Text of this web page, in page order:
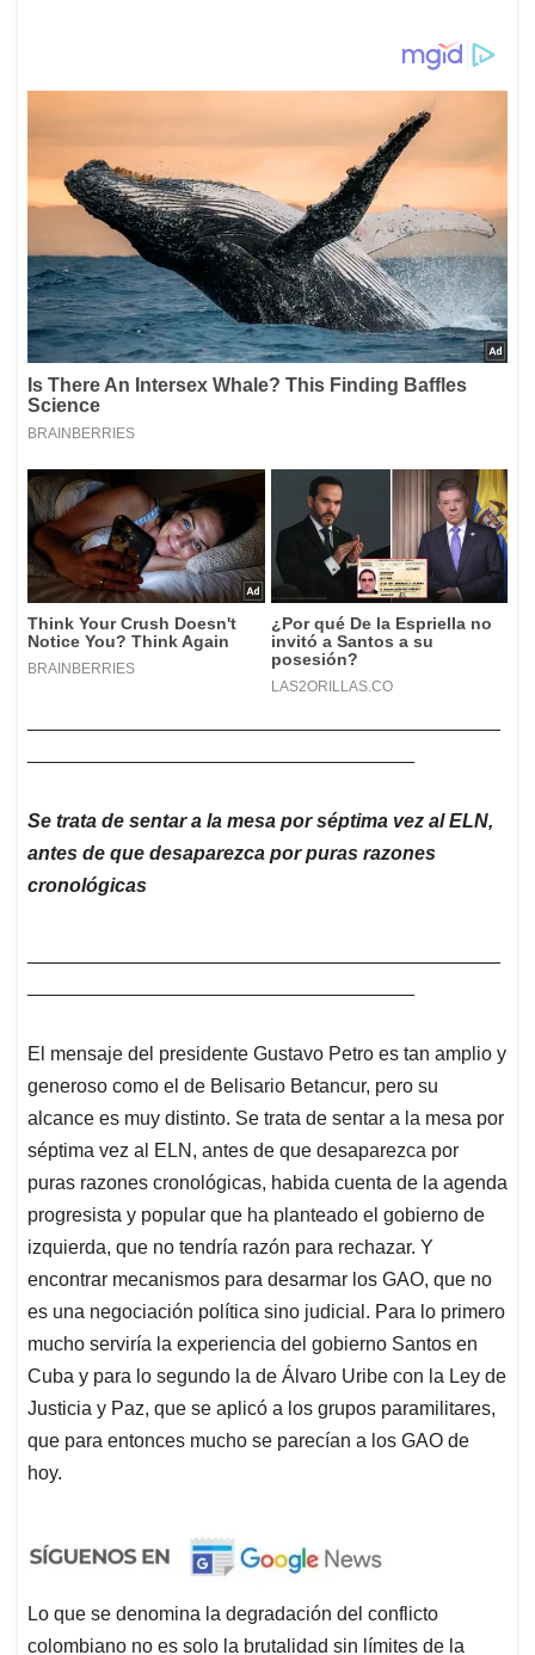
Se trata de sentar a la mesa por séptima vez al ELN,
antes de que desaparezca por puras razones
cronológicas
El mensaje del presidente Gustavo Petro es tan amplio y
generoso como el de Belisario Betancur, pero su
alcance es muy distinto. Se trata de sentar a la mesa por
séptima vez al ELN, antes de que desaparezca por
puras razones cronológicas, habida cuenta de la agenda
progresista y popular que ha planteado el gobierno de
izquierda, que no tendría razón para rechazar. Y
encontrar mecanismos para desarmar los GAO, que no
es una negociación política sino judicial. Para lo primero
mucho serviría la experiencia del gobierno Santos en
Cuba y para lo segundo la de Álvaro Uribe con la Ley de
Justicia y Paz, que se aplicó a los grupos paramilitares,
que para entonces mucho se parecían a los GAO de
hoy.
Lo que se denomina la degradación del conflicto
colombiano no es solo la brutalidad sin límites de la